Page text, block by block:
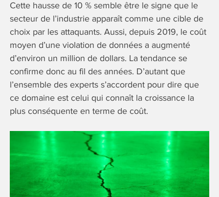
Cette hausse de 10 % semble être le signe que le
secteur de l’industrie apparaît comme une cible de
choix par les attaquants. Aussi, depuis 2019, le coût
moyen d’une violation de données a augmenté
d’environ un million de dollars. La tendance se
confirme donc au fil des années. D’autant que
l’ensemble des experts s’accordent pour dire que
ce domaine est celui qui connaît la croissance la
plus conséquente en terme de coût.